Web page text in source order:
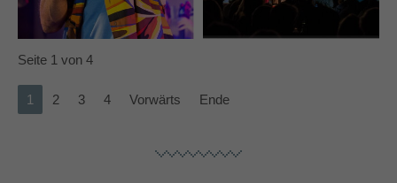
info@yourdomain.com
About us
Lorem ipsum dolor sit amet, consectetuer
adipiscing elit.
Cum sociis natoque penatibus et magnis dis parturient
Seite 1 von 4
1 2 3 4 Vorwärts Ende